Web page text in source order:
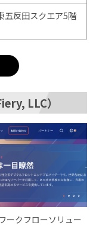
五反田スクエア5階
LLC）
ークフローソリュー